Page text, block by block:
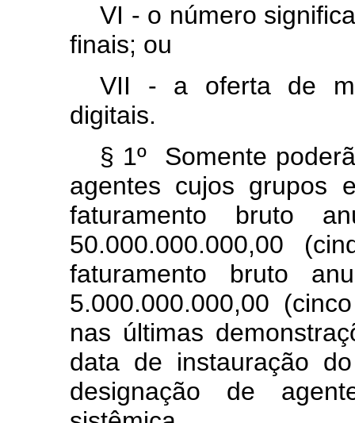
VI - o número
finais; ou
VII - a oferta de
digitais.
§ 1º Somente
agentes cujos grupos
faturamento bruto
50.000.000.000,00
faturamento bruto
5.000.000.000,00
nas últimas
data de instauração
designação de